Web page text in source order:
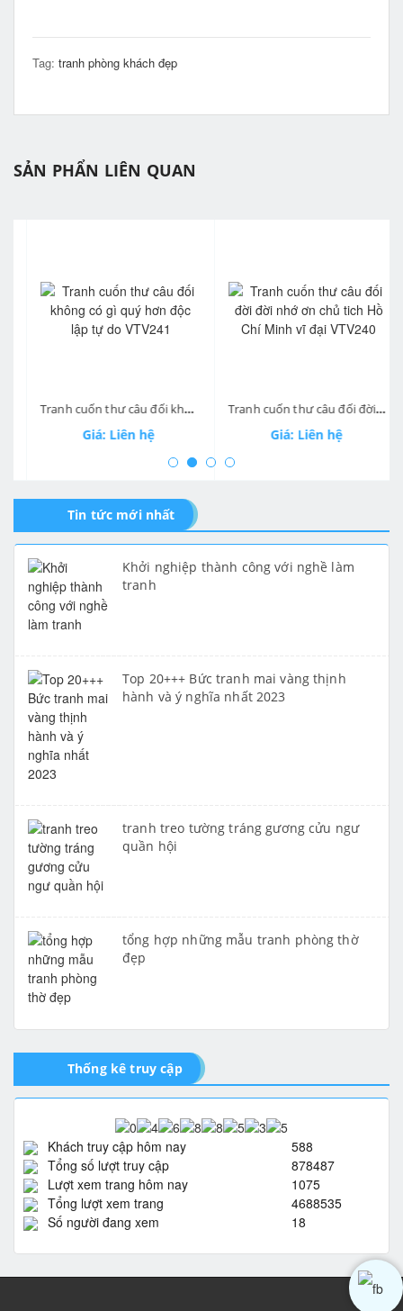
Tag: tranh phòng khách đẹp
SẢN PHẨN LIÊN QUAN
Tranh cuốn thư câu đối không có gì quý hơn độc lập tự do VTV241
Giá: Liên hệ
Tranh cuốn thư câu đối đời đời nhớ ơn chủ tich Hồ Chí Minh vĩ đại VTV240
Giá: Liên hệ
Tin tức mới nhất
Khởi nghiệp thành công với nghề làm
tranh
Top 20+++ Bức tranh mai vàng thịnh
hành và ý nghĩa nhất 2023
tranh treo tường tráng gương cửu ngư
quần hội
tổng hợp những mẫu tranh phòng thờ
đẹp
Thống kê truy cập
Khách truy cập hôm nay
588
Tổng số lượt truy cập
878487
Lượt xem trang hôm nay
1075
Tổng lượt xem trang
4688535
Số người đang xem
18